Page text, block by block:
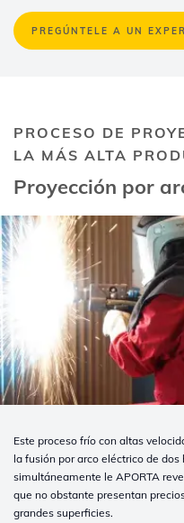
PREGÚNTELE A UN
PROCESO DE
LA MÁS ALTA
Proyección por
Este proceso frío con altas
la fusión por arco eléctrico de
simultáneamente le APORTA
que no obstante presentan
grandes superficies.